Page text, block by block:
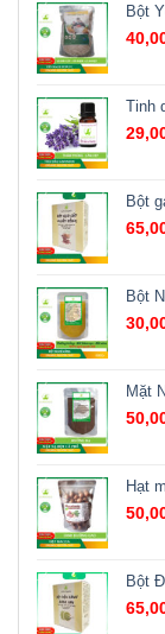
Bột
Tinh
Bột
Bột
Mặt
Hạt
Bột